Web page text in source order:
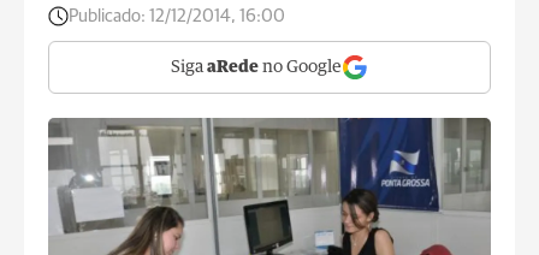
Publicado: 12/12/2014, 16:00
Siga aRede no Google